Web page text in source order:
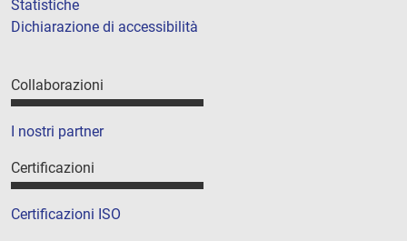
Statistiche
Dichiarazione di accessibilità
Collaborazioni
I nostri partner
Certificazioni
Certificazioni ISO